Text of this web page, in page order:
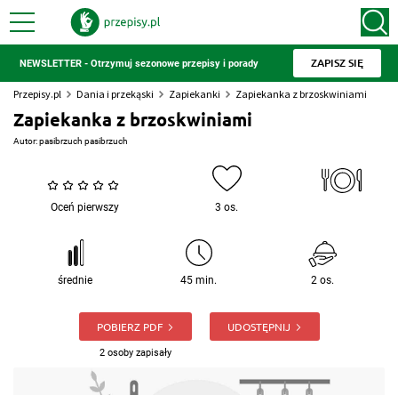
NEWSLETTER - Otrzymuj sezonowe przepisy i porady ZAPISZ SIĘ
Przepisy.pl Dania i przekąski Zapiekanki Zapiekanka z brzoskwiniami
Zapiekanka z brzoskwiniami
Autor:pasibrzuch pasibrzuch
Oceń pierwszy 3 os.
średnie 45 min. 2 os.
POBIERZ PDF
2 osoby zapisały
UDOSTĘPNIJ